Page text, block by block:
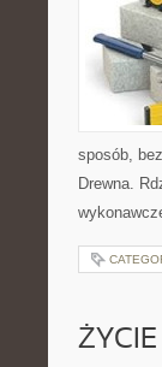
sposób,
Drewna.